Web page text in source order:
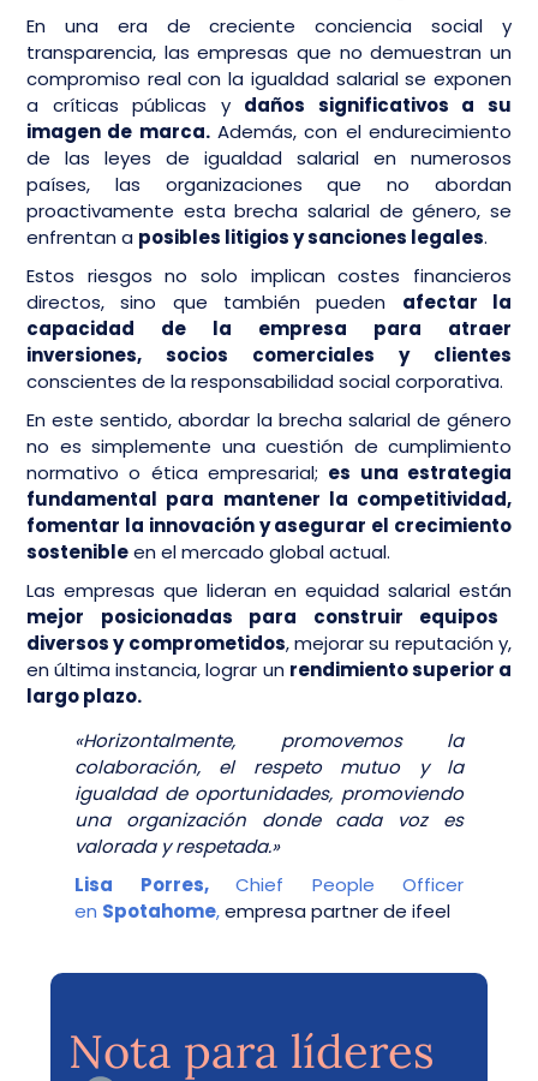
En una era de creciente conciencia social y
transparencia, las empresas que no demuestran un
compromiso real con la igualdad salarial se exponen
a críticas públicas y daños significativos a su
imagen de marca.Además, con el endurecimiento
de las leyes de igualdad salarial en numerosos
países, las organizaciones que no abordan
proactivamente esta brecha salarial de género, se
enfrentan a posibles litigios y sanciones legales.
Estos riesgos no solo implican costes financieros
directos, sino que también pueden afectar la
capacidad de la empresa para atraer
inversiones, socios comerciales y clientes
conscientes de la responsabilidad social corporativa.
En este sentido, abordar la brecha salarial de género
no es simplemente una cuestión de cumplimiento
normativo o ética empresarial; es una estrategia
fundamental para mantener la competitividad,
fomentar la innovación y asegurar el crecimiento
sostenibleen el mercado global actual.
Las empresas que lideran en equidad salarial están
mejor posicionadas para construir equipos
diversos y comprometidos, mejorar su reputación y,
en última instancia, lograr un rendimiento superior a
largo plazo.
«Horizontalmente, promovemos la
colaboración, el respeto mutuo y la
igualdad de oportunidades, promoviendo
una organización donde cada voz es
valorada y respetada.»
Lisa Porres, Chief People Officer
en Spotahome,empresa partner de ifeel
Nota para líderes